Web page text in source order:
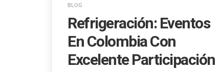
BLOG
Refrigeración: Eventos
En Colombia Con
Excelente Participación